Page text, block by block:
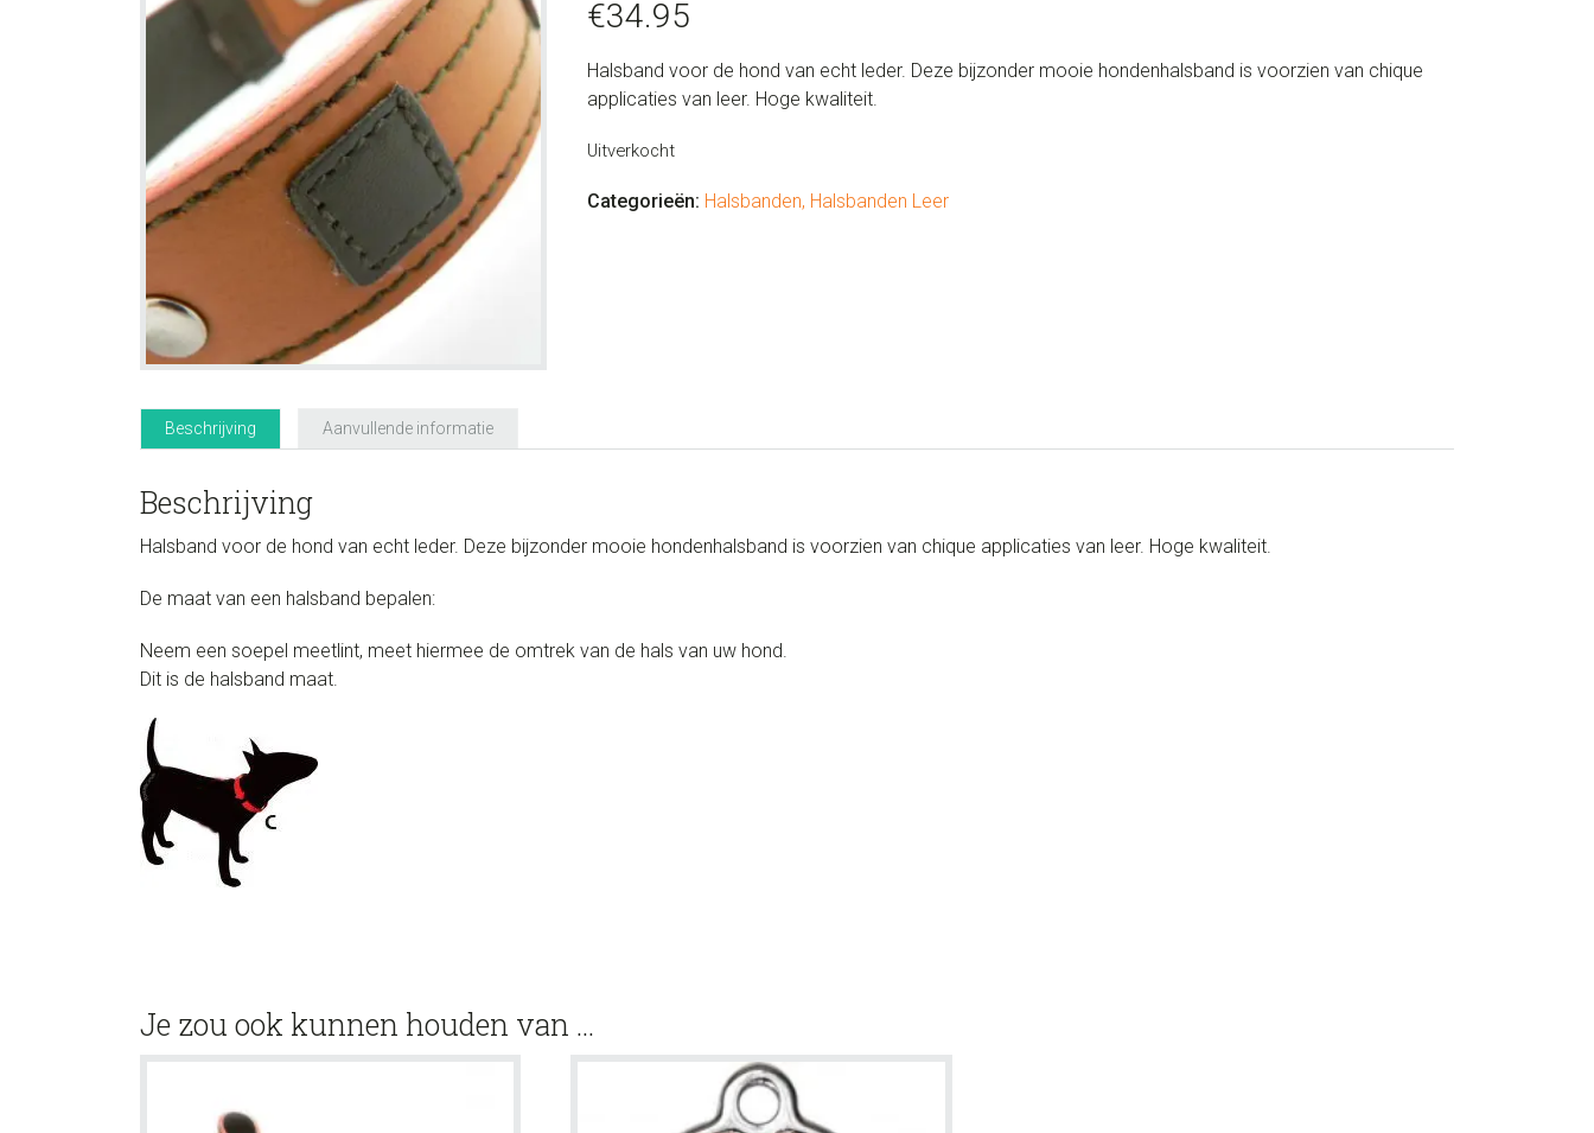
€34.95
Halsband voor de hond van echt leder. Deze bijzonder mooie hondenhalsband is voorzien van chique
applicaties van leer. Hoge kwaliteit.
Uitverkocht
Categorieën: Halsbanden, Halsbanden Leer
Beschrijving Aanvullende informatie
Beschrijving
Halsband voor de hond van echt leder. Deze bijzonder mooie hondenhalsband is voorzien van chique applicaties van leer. Hoge kwaliteit.
De maat van een halsband bepalen:
Neem een soepel meetlint, meet hiermee de omtrek van de hals van uw hond.
Dit is de halsband maat.
Je zou ook kunnen houden van …